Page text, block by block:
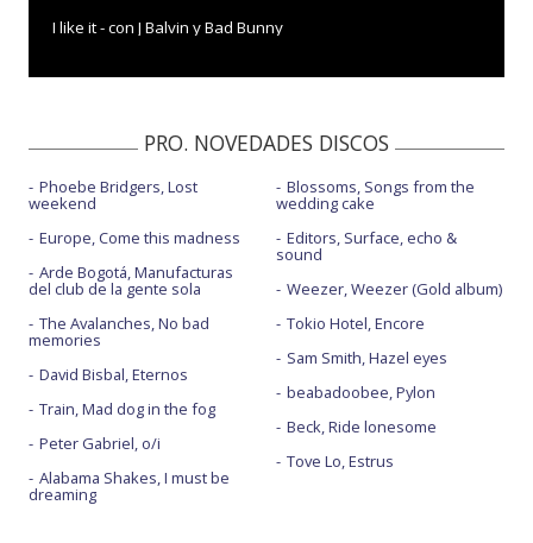
I like it - con J Balvin y Bad Bunny
Money
Ring - con Kehlani
PRO. NOVEDADES DISCOS
Phoebe Bridgers, Lost
weekend
Europe, Come this madness
Arde Bogotá, Manufacturas
del club de la gente sola
The Avalanches, No bad
memories
David Bisbal, Eternos
Train, Mad dog in the fog
Peter Gabriel, o/i
Alabama Shakes, I must be
dreaming
Blossoms, Songs from the
wedding cake
Editors, Surface, echo &
sound
Weezer, Weezer (Gold album)
Tokio Hotel, Encore
Sam Smith, Hazel eyes
beabadoobee, Pylon
Beck, Ride lonesome
Tove Lo, Estrus